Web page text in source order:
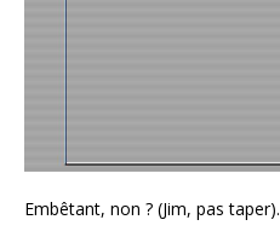
Embêtant, non ? (Jim, pas taper).